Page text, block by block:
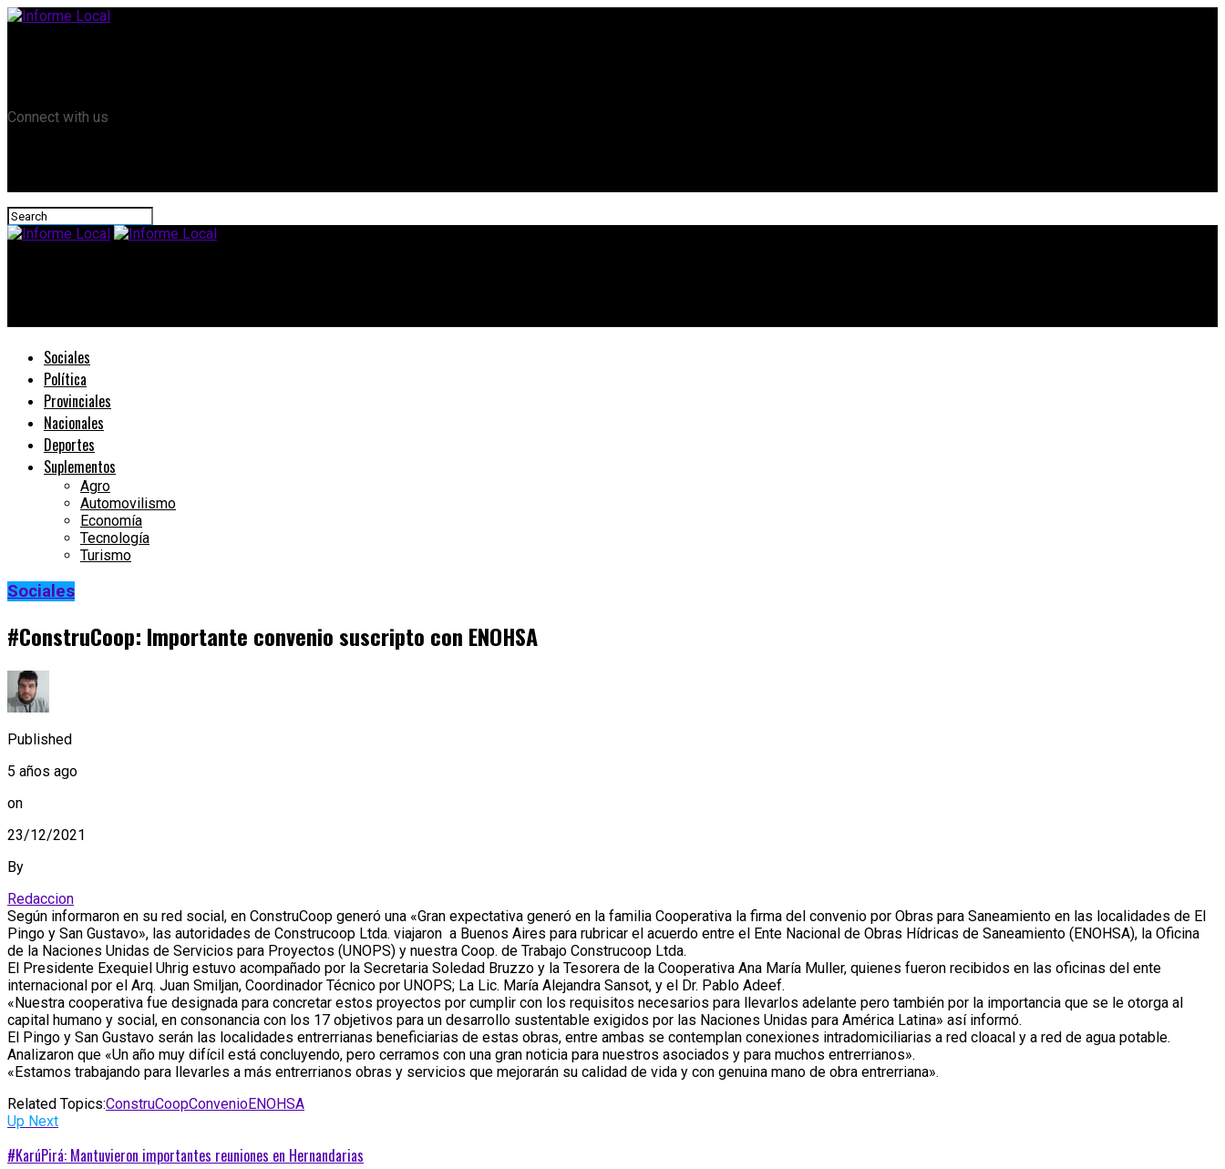
Connect with us
Sociales
Política
Provinciales
Nacionales
Deportes
Suplementos
Agro
Automovilismo
Economía
Tecnología
Turismo
Sociales
#ConstruCoop: Importante convenio suscripto con ENOHSA
Published
5 años ago
on
23/12/2021
By
Redaccion
Según informaron en su red social, en ConstruCoop generó una «Gran expectativa generó en la familia Cooperativa la firma del convenio por Obras para Saneamiento en las localidades de El
Pingo y San Gustavo», las autoridades de Construcoop Ltda. viajaron a Buenos Aires para rubricar el acuerdo entre el Ente Nacional de Obras Hídricas de Saneamiento (ENOHSA), la Oficina
de la Naciones Unidas de Servicios para Proyectos (UNOPS) y nuestra Coop. de Trabajo Construcoop Ltda.
El Presidente Exequiel Uhrig estuvo acompañado por la Secretaria Soledad Bruzzo y la Tesorera de la Cooperativa Ana María Muller, quienes fueron recibidos en las oficinas del ente
internacional por el Arq. Juan Smiljan, Coordinador Técnico por UNOPS; La Lic. María Alejandra Sansot, y el Dr. Pablo Adeef.
«Nuestra cooperativa fue designada para concretar estos proyectos por cumplir con los requisitos necesarios para llevarlos adelante pero también por la importancia que se le otorga al
capital humano y social, en consonancia con los 17 objetivos para un desarrollo sustentable exigidos por las Naciones Unidas para América Latina» así informó.
El Pingo y San Gustavo serán las localidades entrerrianas beneficiarias de estas obras, entre ambas se contemplan conexiones intradomiciliarias a red cloacal y a red de agua potable.
Analizaron que «Un año muy difícil está concluyendo, pero cerramos con una gran noticia para nuestros asociados y para muchos entrerrianos».
«Estamos trabajando para llevarles a más entrerrianos obras y servicios que mejorarán su calidad de vida y con genuina mano de obra entrerriana».
Related Topics:ConstruCoopConvenioENOHSA
Up Next
#KarúPirá: Mantuvieron importantes reuniones en Hernandarias